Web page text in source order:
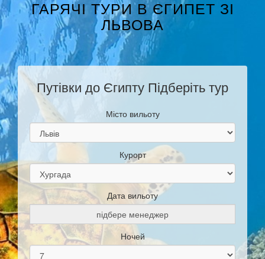
ГАРЯЧІ ТУРИ В ЄГИПЕТ ЗІ
ЛЬВОВА
Путівки до Єгипту Підберіть тур
Місто вильоту
Курорт
Дата вильоту
Ночей